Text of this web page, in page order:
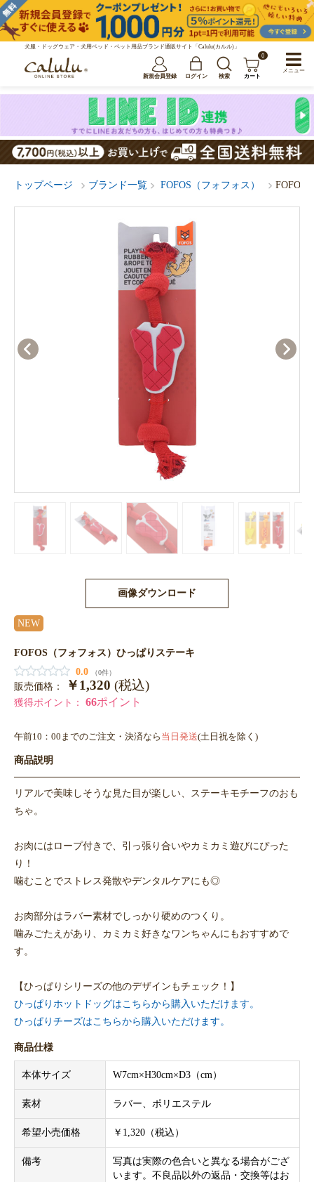
犬服・ドッグウェア・犬用ベッド・ペット用品ブランド通販サイト「Calulu(カルル)」
新規会員登録 ログイン 検索
0
カート
トップページ ブランド一覧 FOFOS（フォフォス） FOFOS
画像ダウンロード
NEW
FOFOS（フォフォス）ひっぱりステーキ
0.0
（0件）
販売価格： ￥1,320 (税込)
獲得ポイント： 66ポイント
午前10：00までのご注文・決済なら 当日発送(土日祝を除く)
商品説明
リアルで美味しそうな見た目が楽しい、ステーキモチーフのおも
ちゃ。
お肉にはロープ付きで、引っ張り合いやカミカミ遊びにぴった
り！
噛むことでストレス発散やデンタルケアにも◎
お肉部分はラバー素材でしっかり硬めのつくり。
噛みごたえがあり、カミカミ好きなワンちゃんにもおすすめで
す。
【ひっぱりシリーズの他のデザインもチェック！】
ひっぱりホットドッグはこちらから購入いただけます。
ひっぱりチーズはこちらから購入いただけます。
商品仕様
本体サイズ W7cm×H30cm×D3（cm）
素材 ラバー、ポリエステル
希望小売価格 ￥1,320（税込）
備考
写真は実際の色合いと異なる場合がござ
います。不良品以外の返品・交換等はお
メニュー